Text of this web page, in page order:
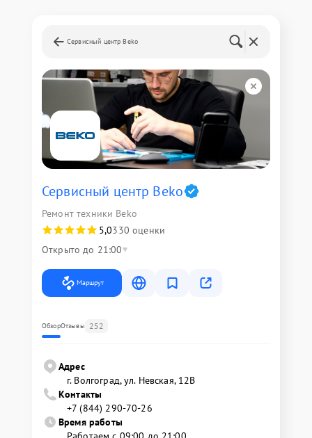
Сервисный центр Beko
Сервисный центр Beko
Ремонт техники Beko
5,0330 оценки
Открыто до 21:00
Маршрут
ОбзорОтзывы 252
Адрес
г. Волгоград, ул. Невская, 12В
Контакты
+7 (844) 290-70-26
Время работы